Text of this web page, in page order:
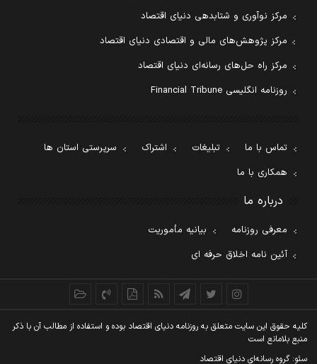
مرکز نوآوری و شتابدهی دنیای اقتصاد
مرکز پژوهش‌های مالی و اقتصادی دنیای اقتصاد
مرکز راه حل‌های رسانه‌ای دنیای اقتصاد
روزنامه انگلیسی Financial Tribune
تماس با ما تبلیغات اشتراک
سرپرستی استان ها
همکاری با ما
درباره ما
معرفی روزنامه
بیانیه مأموریت
آئین نامه اخلاق حرفه ای
کليه حقوق اين سايت متعلق به روزنامه دنيای اقتصاد بوده و استفاده از مطالب آن با ذکر
منبع بلامانع است
سئو: گروه رسانه‌ای دنیای اقتصاد